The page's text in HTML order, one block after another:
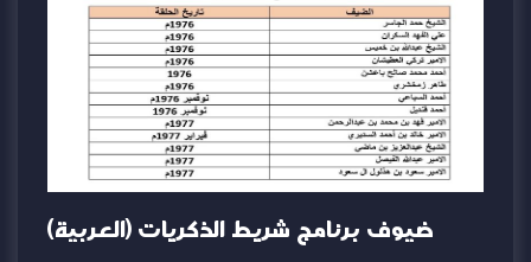
(العربية) ضيوف برنامج شريط الذكريات